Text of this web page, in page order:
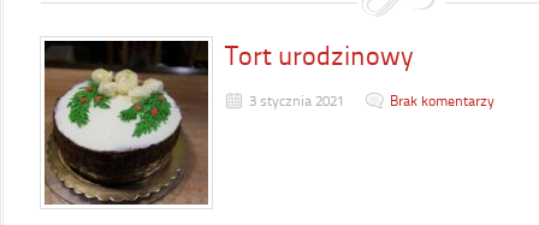
Tort urodzinowy
3 stycznia 2021 Brak komentarzy